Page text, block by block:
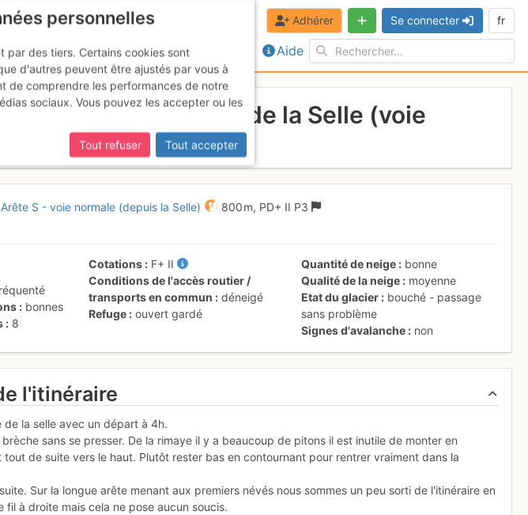
Aide
Adhérer Se connecter fr
S - depuis le refuge de la Selle (voie
S - voie normale (depuis la Selle) 800 m, PD+ II P3
bonnes
8
Cotations F+ II
Conditions de l'accès routier /
transports en commun
déneigé
Refuge
ouvert gardé
Quantité de neige
bonne
Qualité de la neige
moyenne
Etat du glacier
bouché - passage
sans problème
Signes d'avalanche
non
l'itinéraire
la selle avec un départ à 4h.
brèche sans se presser. De la rimaye il y a beaucoup de pitons il est inutile de monter en
de suite vers le haut. Plutôt rester bas en contournant pour rentrer vraiment dans la
Sur la longue arête menant aux premiers névés nous sommes un peu sorti de l'itinéraire en
fil à droite mais cela ne pose aucun soucis.
personnelles
par des tiers. Certains cookies sont
d'autres peuvent être ajustés par vous à
de comprendre les performances de notre
sociaux. Vous pouvez les accepter ou les
Tout refuser
Tout accepter